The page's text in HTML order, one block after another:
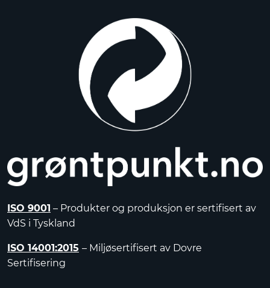
ISO 9001 – Produkter og produksjon er sertifisert av
VdS i Tyskland
ISO 14001:2015 – Miljøsertifisert av Dovre
Sertifisering